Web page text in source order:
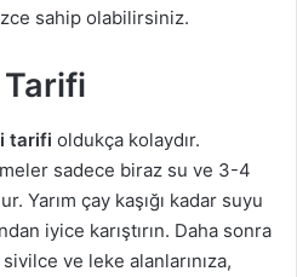
sahip olabilirsiniz.
tarifi oldukça kolaydır.
sadece biraz su ve 3-4
Yarım çay kaşığı kadar suyu
iyice karıştırın. Daha sonra
ve leke alanlarınıza,